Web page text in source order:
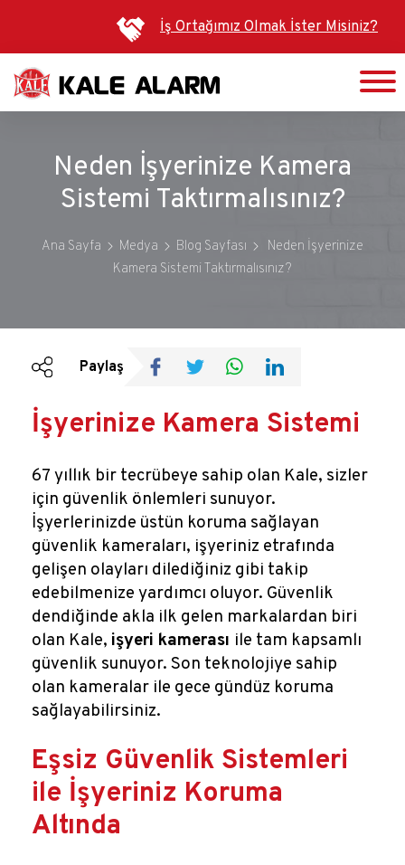
atla
İş Ortağımız Olmak İster Misiniz?
Neden İşyerinize Kamera
Sistemi Taktırmalısınız?
Ana Sayfa Medya Blog Sayfası
Neden İşyerinize
Kamera Sistemi Taktırmalısınız?
Bültenler
Reklamlar
Blog
Paylaş
İşyerinize Kamera Sistemi
67 yıllık bir tecrübeye sahip olan Kale, sizler
için güvenlik önlemleri sunuyor.
İşyerlerinizde üstün koruma sağlayan
güvenlik kameraları, işyeriniz etrafında
gelişen olayları dilediğiniz gibi takip
edebilmenize yardımcı oluyor. Güvenlik
dendiğinde akla ilk gelen markalardan biri
olan Kale, işyeri kamerası ile tam kapsamlı
güvenlik sunuyor. Son teknolojiye sahip
olan kameralar ile gece gündüz koruma
sağlayabilirsiniz.
Eşsiz Güvenlik Sistemleri
ile İşyeriniz Koruma
Altında